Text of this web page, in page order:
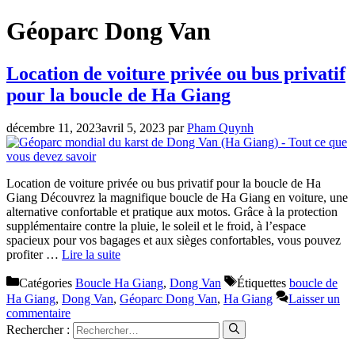
Géoparc Dong Van
Location de voiture privée ou bus privatif
pour la boucle de Ha Giang
décembre 11, 2023avril 5, 2023 parPham Quynh
Location de voiture privée ou bus privatif pour la boucle de Ha
Giang Découvrez la magnifique boucle de Ha Giang en voiture, une
alternative confortable et pratique aux motos. Grâce à la protection
supplémentaire contre la pluie, le soleil et le froid, à l’espace
spacieux pour vos bagages et aux sièges confortables, vous pouvez
profiter … Lire la suite
Catégories Boucle Ha Giang, Dong Van Étiquettes boucle de
Ha Giang, Dong Van, Géoparc Dong Van, Ha Giang
Laisser un
commentaire
Rechercher :